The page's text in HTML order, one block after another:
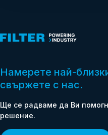
Намерете най-
свържете с нас.
Ще се радваме да Ви
решение.